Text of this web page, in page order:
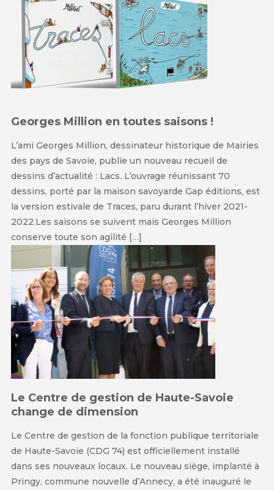
Georges Million en toutes saisons !
L’ami Georges Million, dessinateur historique de Mairies
des pays de Savoie, publie un nouveau recueil de
dessins d’actualité : Lacs. L’ouvrage réunissant 70
dessins, porté par la maison savoyarde Gap éditions, est
la version estivale de Traces, paru durant l’hiver 2021-
2022.Les saisons se suivent mais Georges Million
conserve toute son agilité […]
Le Centre de gestion de Haute-Savoie
change de dimension
Le Centre de gestion de la fonction publique territoriale
de Haute-Savoie (CDG 74) est officiellement installé
dans ses nouveaux locaux. Le nouveau siège, implanté à
Pringy, commune nouvelle d’Annecy, a été inauguré le